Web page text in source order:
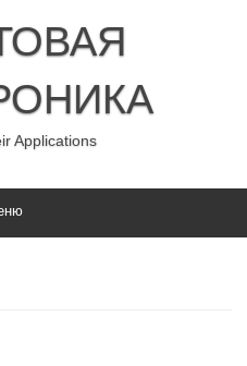
Applications